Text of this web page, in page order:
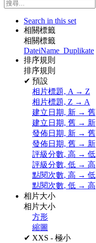
Search in this set
相關標籤
相關標籤
DateiName_Duplikate
排序規則
排序規則
✔ 預設
相片標題, A → Z
相片標題, Z → A
建立日期, 新 → 舊
建立日期, 舊 → 新
發佈日期, 新 → 舊
發佈日期, 舊 → 新
評級分數, 高 → 低
評級分數, 低 → 高
點閱次數, 高 → 低
點閱次數, 低 → 高
相片大小
相片大小
方形
縮圖
✔ XXS - 極小